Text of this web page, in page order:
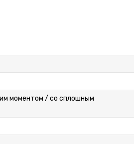
моментом / со сплошным